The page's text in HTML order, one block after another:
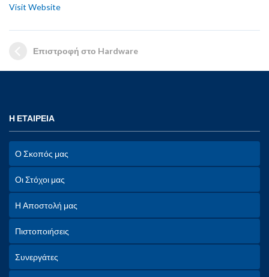
Visit Website
Επιστροφή στο Hardware
Η ΕΤΑΙΡΕΙΑ
Ο Σκοπός μας
Οι Στόχοι μας
Η Αποστολή μας
Πιστοποιήσεις
Συνεργάτες